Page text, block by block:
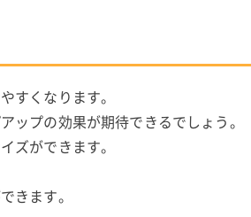
すくなります。
ップの効果が期待できるでしょう。
ズができます。
きます。